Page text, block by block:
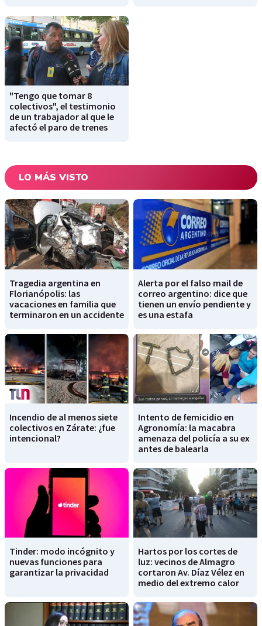
"Tengo que tomar 8
colectivos", el testimonio
de un trabajador al que le
afectó el paro de trenes
LO MÁS VISTO
Tragedia argentina en
Florianópolis: las
vacaciones en familia que
terminaron en un accidente
Alerta por el falso mail de
correo argentino: dice que
tienen un envío pendiente y
es una estafa
Incendio de al menos siete
colectivos en Zárate: ¿fue
intencional?
Intento de femicidio en
Agronomía: la macabra
amenaza del policía a su ex
antes de balearla
Tinder: modo incógnito y
nuevas funciones para
garantizar la privacidad
Hartos por los cortes de
luz: vecinos de Almagro
cortaron Av. Díaz Vélez en
medio del extremo calor